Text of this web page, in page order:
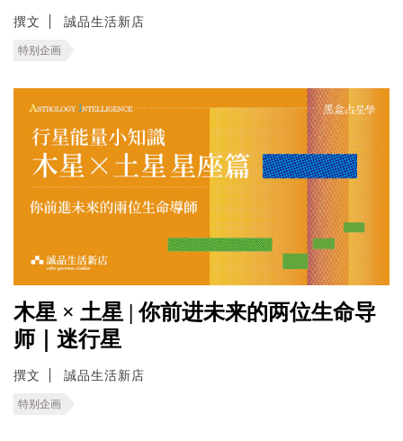
撰文 誠品生活新店
特别企画
木星 × 土星 | 你前进未来的两位生命导
师｜迷行星
撰文 誠品生活新店
特别企画